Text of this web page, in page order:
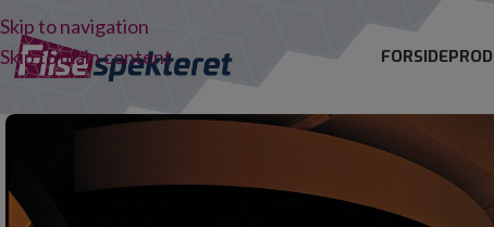
Skip to navigation
Skip to main content
FORSIDE